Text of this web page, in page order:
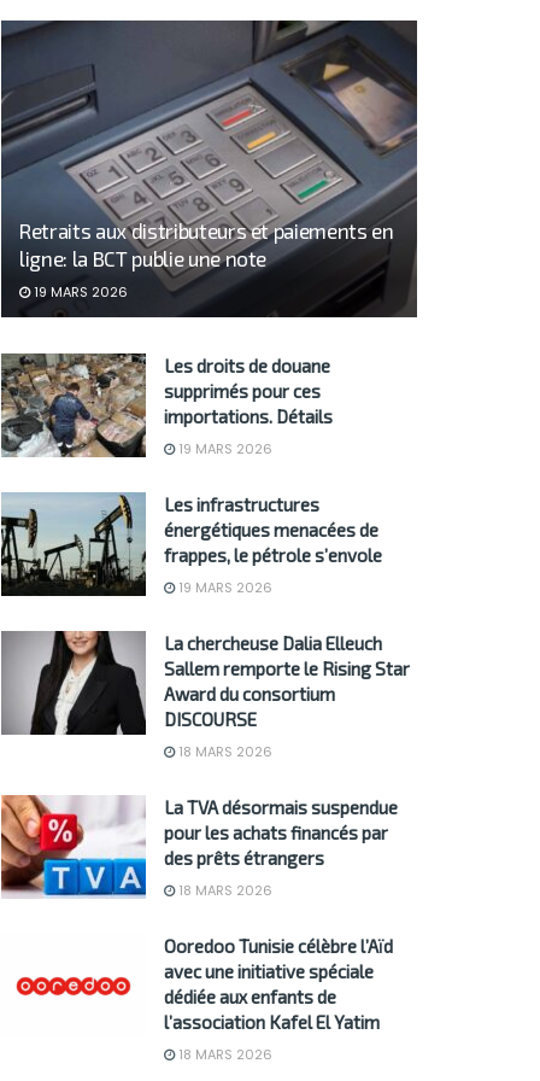
Retraits aux distributeurs et paiements en
ligne: la BCT publie une note
19 MARS 2026
Les droits de douane
supprimés pour ces
importations. Détails
19 MARS 2026
Les infrastructures
énergétiques menacées de
frappes, le pétrole s’envole
19 MARS 2026
La chercheuse Dalia Elleuch
Sallem remporte le Rising Star
Award du consortium
DISCOURSE
18 MARS 2026
La TVA désormais suspendue
pour les achats financés par
des prêts étrangers
18 MARS 2026
Ooredoo Tunisie célèbre l’Aïd
avec une initiative spéciale
dédiée aux enfants de
l’association Kafel El Yatim
18 MARS 2026